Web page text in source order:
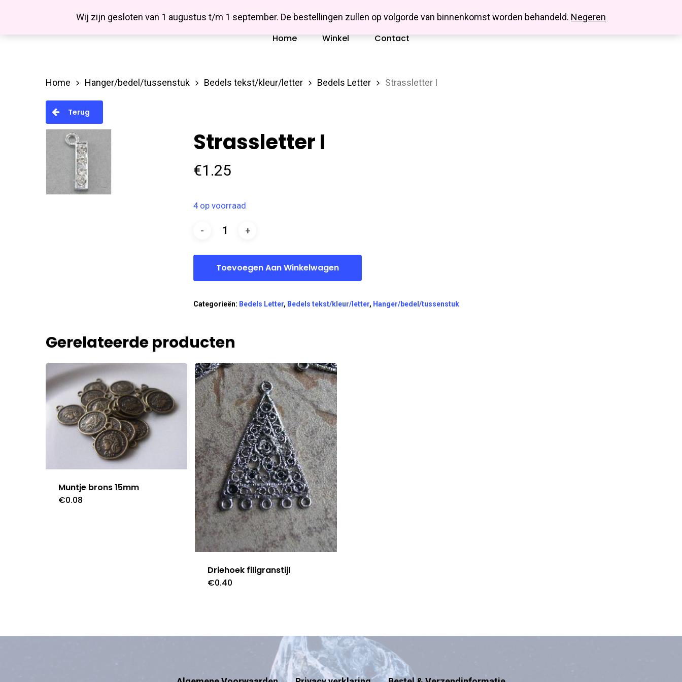
Wij zijn gesloten van 1 augustus t/m 1 september. De bestellingen zullen op volgorde van binnenkomst worden behandeld. Negeren
Hit enter to search or ESC to close
Missbluesieraden
Facebook
Home Winkel Contact
Home Hanger/bedel/tussenstuk Bedels tekst/kleur/letter Bedels Letter Strassletter I
Terug
Strassletter I
€1.25
4 op voorraad
Toevoegen Aan Winkelwagen
Categorieën: Bedels Letter, Bedels tekst/kleur/letter, Hanger/bedel/tussenstuk
Gerelateerde producten
Muntje brons 15mm
€0.08
Driehoek filigranstijl
€0.40